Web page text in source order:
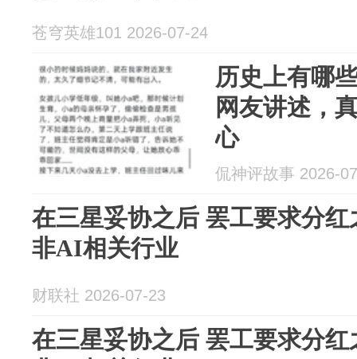
苍穹英雄101 2026-07-24
历史上有哪
网友讲述，
心
侃神评故事 2026-
在三星妥协之后 罢工要求分
非AI相关行业
财联社 2026-07-23
在三星妥协之后 罢工要求分